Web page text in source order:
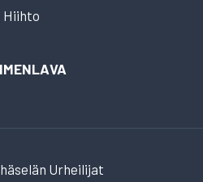
Hiihto
Urheilijat